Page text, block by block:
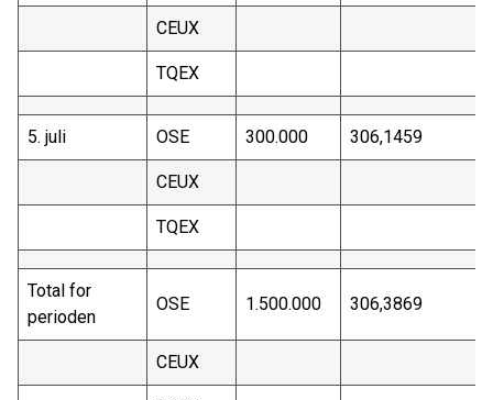
CEUX
TQEX
5. juli OSE 300.000 306,1459
CEUX
TQEX
Total for
perioden
OSE 1.500.000 306,3869
CEUX